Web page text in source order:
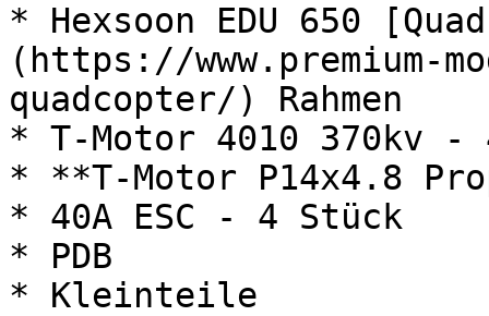
* Hexsoon EDU 650
(https://www.premium-
quadcopter/) Rahmen
* T-Motor 4010 370kv -
* **T-Motor P14x4.8
* 40A ESC - 4 Stück
* PDB
* Kleinteile